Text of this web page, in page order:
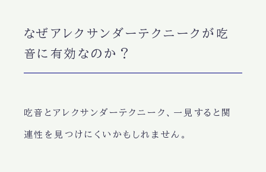
なぜアレクサンダーテクニークが吃
音に有効なのか？
吃音とアレクサンダーテクニーク、一見すると関
連性を見つけにくいかもしれません。